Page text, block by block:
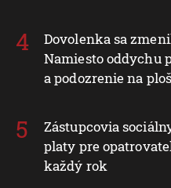
Dovolenka sa
Namiesto oddychu
a podozrenie na
Zástupcovia
platy pre
každý rok